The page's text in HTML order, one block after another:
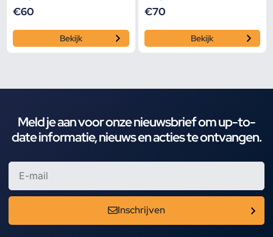
€60
Bekijk
€70
Bekijk
Meld je aan voor onze nieuwsbrief om up-to-
date informatie, nieuws en acties te ontvangen.
Inschrijven